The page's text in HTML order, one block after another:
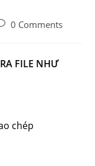
0 Comments
FILE NHƯ
chép